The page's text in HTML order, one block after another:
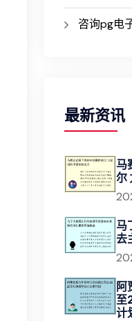
咨询pg电
最新资讯
马
尔
马
去
阿
至
计